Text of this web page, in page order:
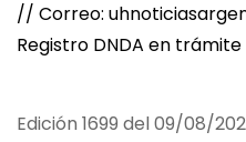
// Correo:
Registro DNDA en trámite
Edición 1699 del 09/08/